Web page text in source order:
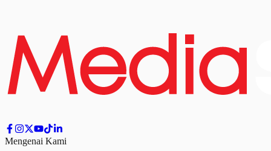
Mengenai Kami